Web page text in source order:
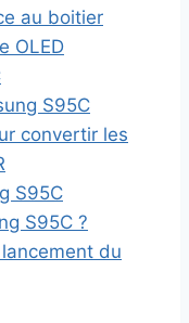
au boitier
OLED
S95C
convertir les
S95C
S95C ?
du